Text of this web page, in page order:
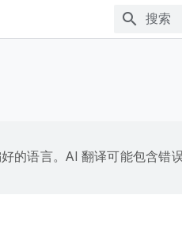
的语言。AI 翻译可能包含错